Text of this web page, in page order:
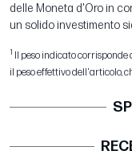
delle Moneta d'Oro in
un solido investimento
1 Il peso indicato
il peso effettivo dell'articolo,